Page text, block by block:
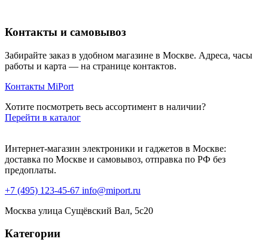
Контакты и самовывоз
Забирайте заказ в удобном магазине в Москве. Адреса, часы
работы и карта — на странице контактов.
Контакты MiPort
Хотите посмотреть весь ассортимент в наличии?
Перейти в каталог
Интернет-магазин электроники и гаджетов в Москве:
доставка по Москве и самовывоз, отправка по РФ без
предоплаты.
+7 (495) 123-45-67 info@miport.ru
Москва улица Сущёвский Вал, 5с20
Категории